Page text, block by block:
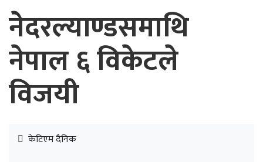
नेदरल्याण्डसमाथि
नेपाल ६ विकेटले
विजयी
केटिएम दैनिक